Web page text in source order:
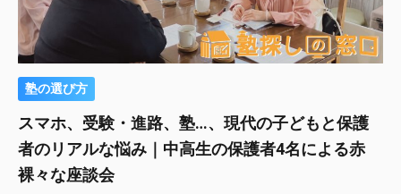
塾の選び方
スマホ、受験・進路、塾…、現代の子どもと保護
者のリアルな悩み｜中高生の保護者4名による赤
裸々な座談会